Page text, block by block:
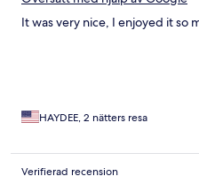
It was very nice, I enjoyed it so
HAYDEE, 2 nätters resa
Verifierad recension